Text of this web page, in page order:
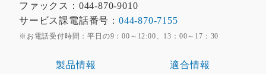
ファックス：044-870-9010
サービス課電話番号： 044-870-7155
※お電話受付時間：平日の9：00～12:00、13：00～17：30
製品情報 適合情報